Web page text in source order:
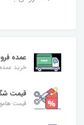
عمده
خرید
قیمت
قیمت